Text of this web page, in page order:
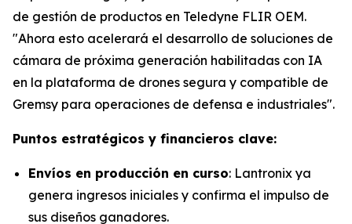
de gestión de productos en Teledyne FLIR OEM.
"Ahora esto acelerará el desarrollo de soluciones de
cámara de próxima generación habilitadas con IA
en la plataforma de drones segura y compatible de
Gremsy para operaciones de defensa e industriales".
Puntos estratégicos y financieros clave:
Envíos en producción en curso: Lantronix ya
genera ingresos iniciales y confirma el impulso de
sus diseños ganadores.